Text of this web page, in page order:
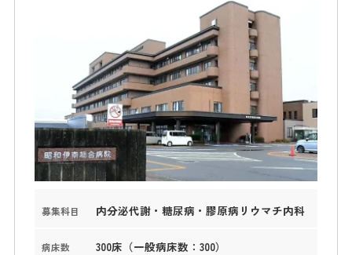
募集科目 内分泌代謝・糖尿病・膠原病リウマチ内科
病床数 300床（一般病床数：300）